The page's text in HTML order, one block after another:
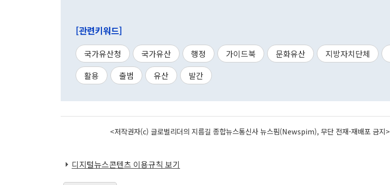
[관련키워드]
국가유산청 국가유산 행정 가이드북 문화유산 지방자치단체
활용
출범 유산 발간
<저작권자(c) 글로벌리더의 지름길 종합뉴스통신사 뉴스핌(Newspim), 무단 전재-재배포 금지>
디지털뉴스콘텐츠 이용규칙 보기